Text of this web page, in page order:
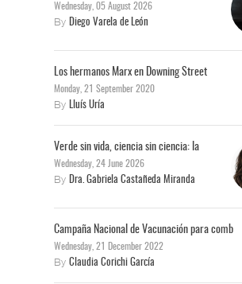
Wednesday, 05 August 2026
By Diego Varela de León
Los hermanos Marx en Downing Street
Monday, 21 September 2020
By Lluís Uría
Verde sin vida, ciencia sin ciencia: la
Wednesday, 24 June 2026
By Dra. Gabriela Castañeda Miranda
Campaña Nacional de Vacunación para comb
Wednesday, 21 December 2022
By Claudia Corichi García